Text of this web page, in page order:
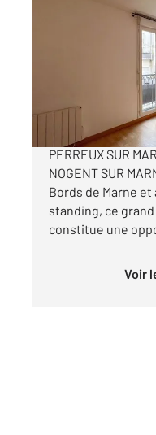
, 1 pièce
Appartement
194
EXCLUSIVITE!
PERREUX SUR
NOGENT SUR
Bords de Marne
standing, ce
constitue une
Voir